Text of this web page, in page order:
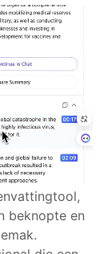
beknopte en